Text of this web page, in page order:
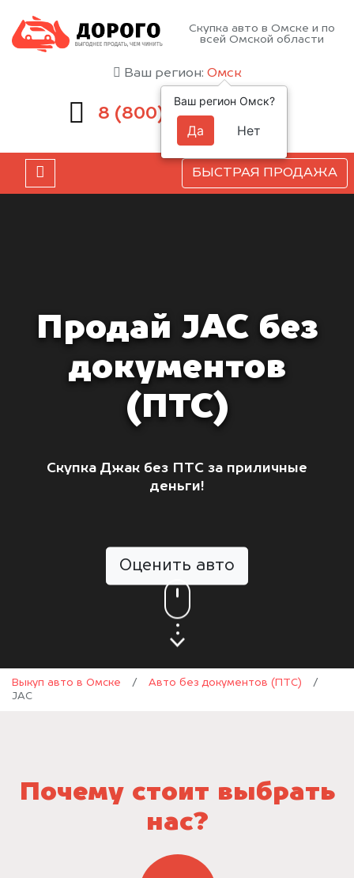
Скупка авто в Омске и по
всей Омской области
Ваш регион: Омск
8 (800) 551-81-15
БЫСТРАЯ ПРОДАЖА
Продай JAC без
документов
(ПТС)
Скупка Джак без ПТС за приличные
деньги!
Оценить авто
Выкуп авто в Омске / Авто без документов (ПТС)
/
JAC
Почему стоит выбрать
нас?
Ваш регион Омск?
Да Нет